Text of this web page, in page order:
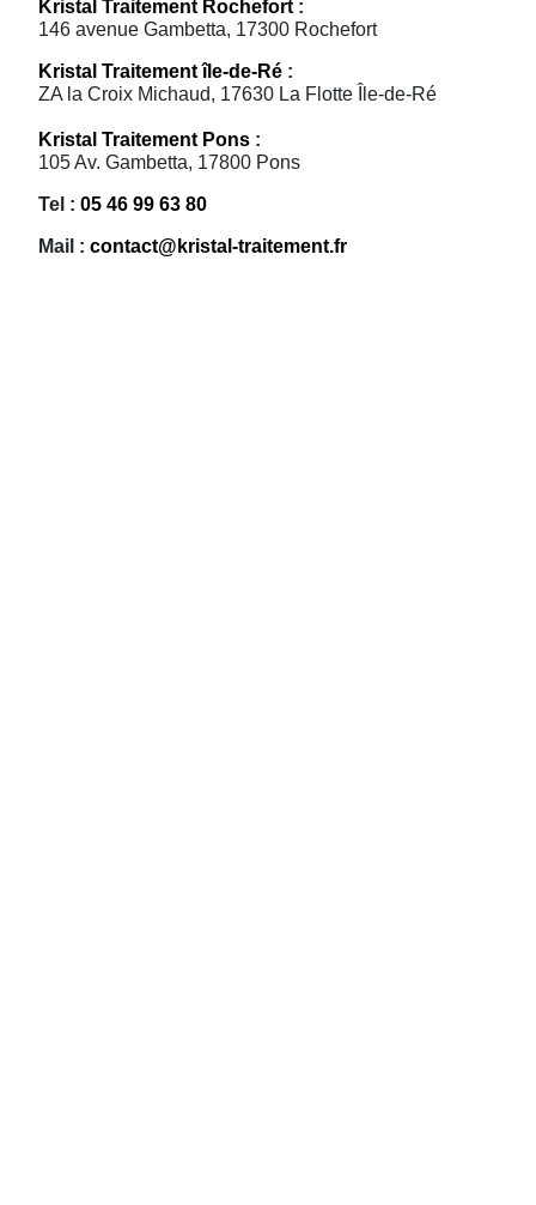
Kristal Traitement Rochefort :
146 avenue Gambetta, 17300 Rochefort
Kristal Traitement île-de-Ré :
ZA la Croix Michaud, 17630 La Flotte Île-de-Ré
Kristal Traitement Pons :
105 Av. Gambetta, 17800 Pons
Tel : 05 46 99 63 80
Mail : contact@kristal-traitement.fr